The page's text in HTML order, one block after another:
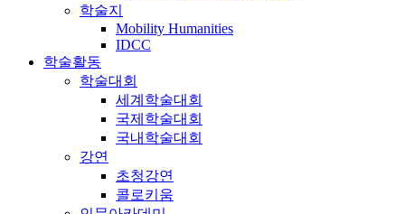
학술지
Mobility Humanities
IDCC
학술활동
학술대회
세계학술대회
국제학술대회
국내학술대회
강연
초청강연
콜로키움